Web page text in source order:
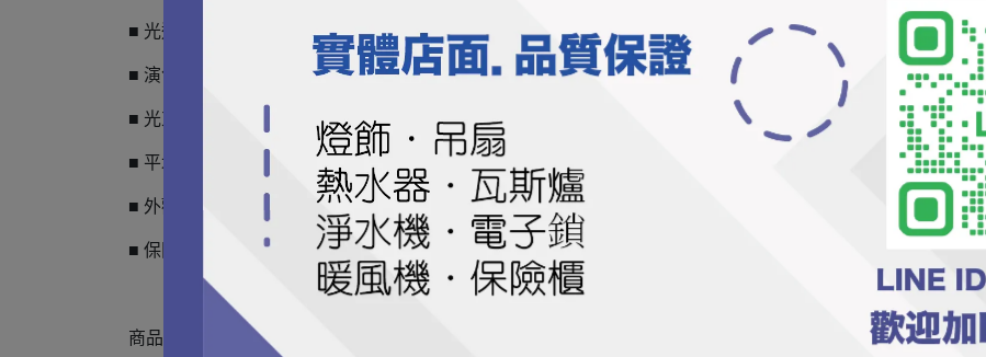
■ 光通量 :2900lm / 1600lm / 800lm / 15lm
■ 演色性指數 : Ra ≧ 80
■ 光束角 : 160°
■ 平均壽命 : 15000小時
■ 外觀尺寸 : 直徑390*高120mm
■ 保固 : 2年
商品品名 : 50W 星鑽四段壁切吸頂燈(白光)